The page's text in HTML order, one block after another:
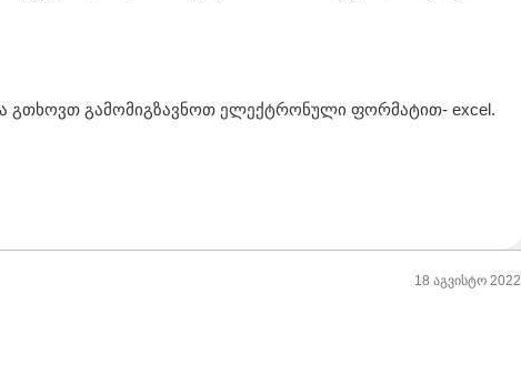
გთხოვთ გამომიგზავნოთ ელექტრონული ფორმატით- excel.
18 აგვისტო 2022